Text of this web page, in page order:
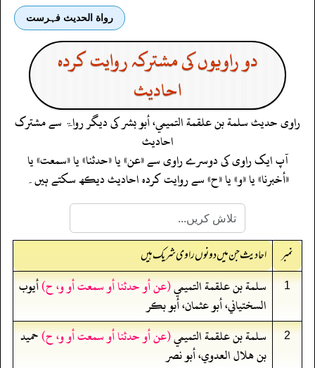
رواة الحديث فہرست
دو راویوں کی مشترکہ روایت کردہ
احادیث
راوی حدیثسلمة بن علقمة التميمي، أبو بشرکی دیگر رواۃ سے مشترک
احادیث
آپ ایک راوی کی دوسرے راوی سے «عن» یا «حدثنا» یا «سمعت» یا
«أخبرنا» یا «و» یا «ح» سے روایت کردہ احادیث دیکھ سکتے ہیں۔
نمبر احادیث جن میں دونوں راوی شریک ہیں
1 سلمة بن علقمة التميمي(عن أو حدثنا أو سمعت أو و، ح)أيوب
السختياني، أبو عثمان، أبو بكر
2 سلمة بن علقمة التميمي(عن أو حدثنا أو سمعت أو و، ح)حميد
بن هلال العدوي، أبو نصر